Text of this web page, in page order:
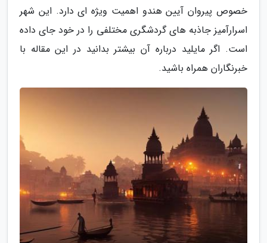
خصوص پیروان آیین هندو اهمیت ویژه ای دارد. این شهر
اسرارآمیز جاذبه های گردشگری مختلفی را در خود جای داده
است. اگر مایلید درباره آن بیشتر بدانید در این مقاله با
خبرنگاران همراه باشید.